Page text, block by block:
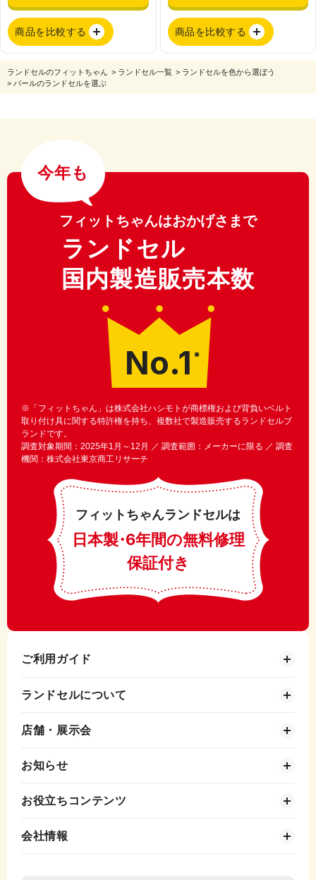
商品を比較する 商品を比較する
ランドセルのフィットちゃん > ランドセル一覧 > ランドセルを色から選ぼう
> パールのランドセルを選ぶ
今年も
フィットちゃんはおかげさまで
ランドセル
国内製造販売本数
No.1 ※
※「フィットちゃん」は株式会社ハシモトが商標権および背負いベルト
取り付け具に関する特許権を持ち、複数社で製造販売するランドセルブ
ランドです。
調査対象期間：2025年1月～12月 ／ 調査範囲：メーカーに限る ／ 調査
機関：株式会社東京商工リサーチ
フィットちゃんランドセルは
日本製・6年間の無料修理
保証付き
ご利用ガイド
ランドセルについて
店舗・展示会
お知らせ
お役立ちコンテンツ
会社情報